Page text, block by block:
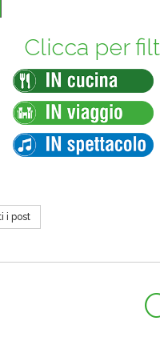
Clicca per
i post